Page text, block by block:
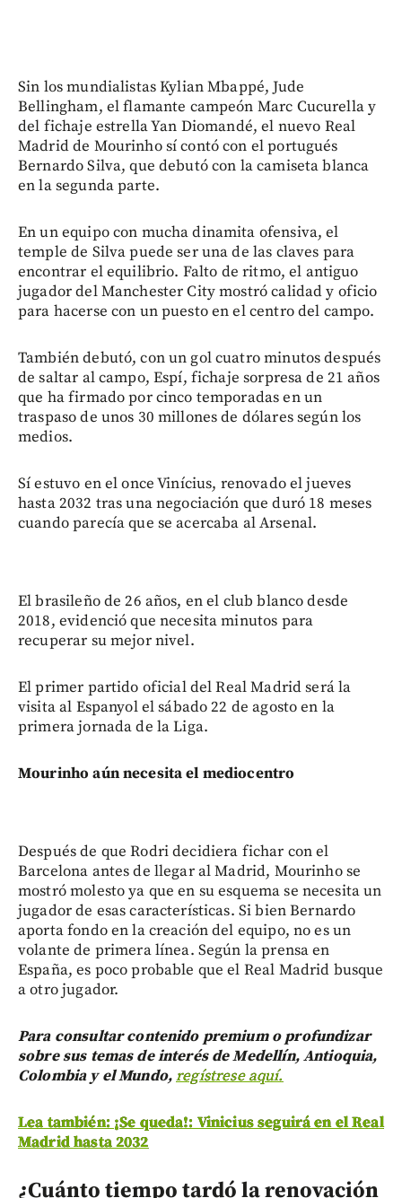
Sin los mundialistas Kylian Mbappé, Jude
Bellingham, el flamante campeón Marc Cucurella y
del fichaje estrella Yan Diomandé, el nuevo Real
Madrid de Mourinho sí contó con el portugués
Bernardo Silva, que debutó con la camiseta blanca
en la segunda parte.
En un equipo con mucha dinamita ofensiva, el
temple de Silva puede ser una de las claves para
encontrar el equilibrio. Falto de ritmo, el antiguo
jugador del Manchester City mostró calidad y oficio
para hacerse con un puesto en el centro del campo.
También debutó, con un gol cuatro minutos después
de saltar al campo, Espí, fichaje sorpresa de 21 años
que ha firmado por cinco temporadas en un
traspaso de unos 30 millones de dólares según los
medios.
Sí estuvo en el once Vinícius, renovado el jueves
hasta 2032 tras una negociación que duró 18 meses
cuando parecía que se acercaba al Arsenal.
El brasileño de 26 años, en el club blanco desde
2018, evidenció que necesita minutos para
recuperar su mejor nivel.
El primer partido oficial del Real Madrid será la
visita al Espanyol el sábado 22 de agosto en la
primera jornada de la Liga.
Mourinho aún necesita el mediocentro
Después de que Rodri decidiera fichar con el
Barcelona antes de llegar al Madrid, Mourinho se
mostró molesto ya que en su esquema se necesita un
jugador de esas características. Si bien Bernardo
aporta fondo en la creación del equipo, no es un
volante de primera línea. Según la prensa en
España, es poco probable que el Real Madrid busque
a otro jugador.
Para consultar contenido premium o profundizar
sobre sus temas de interés de Medellín, Antioquia,
Colombia y el Mundo,regístrese aquí.
Lea también: ¡Se queda!: Vinicius seguirá en el Real
Madrid hasta 2032
¿Cuánto tiempo tardó la renovación